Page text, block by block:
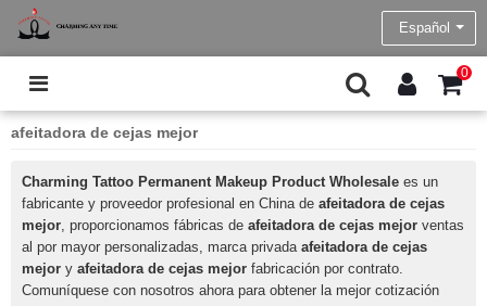
Español
0
afeitadora de cejas mejor
Charming Tattoo Permanent Makeup Product Wholesale es un
fabricante y proveedor profesional en China de afeitadora de cejas
mejor, proporcionamos fábricas de afeitadora de cejas mejor ventas
al por mayor personalizadas, marca privada afeitadora de cejas
mejor y afeitadora de cejas mejor fabricación por contrato.
Comuníquese con nosotros ahora para obtener la mejor cotización